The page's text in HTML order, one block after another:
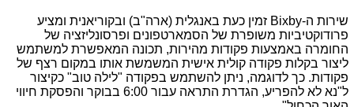
שירות ה-Bixby זמין כעת באנגלית (ארה"ב) ובקוריאנית ומציע
פרודוקטיביות משופרת של הסמארטפונים ופרסונליזציה של
החומרה באמצעות פקודות מהירות, תכונה המאפשרת למשתמש
ליצור בקלות פקודה קולית אישית המשמשת אותו במקום רצף של
פקודות. כך לדוגמה, ניתן להשתמש בפקודה "לילה טוב" כקיצור
ל"נא לא להפריע, הגדרת התראה עבור 6:00 בבוקר והפסקת חיווי